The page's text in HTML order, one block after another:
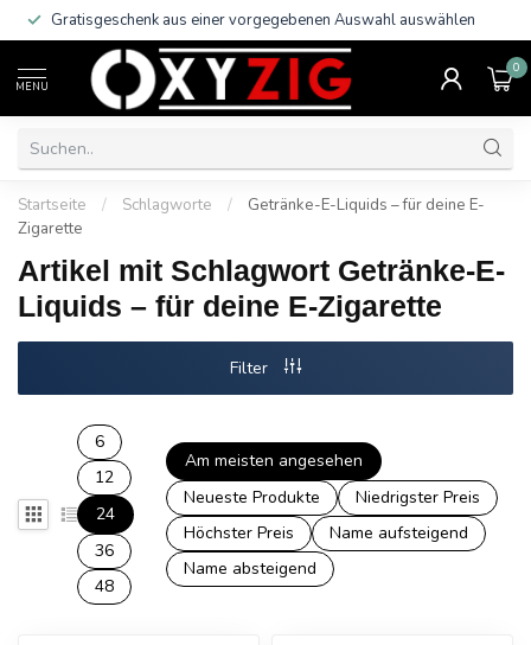
Gratisgeschenk aus einer vorgegebenen Auswahl auswählen
MENU
0
Startseite / Schlagworte /
Getränke-E-Liquids – für deine E-
Zigarette
Artikel mit Schlagwort Getränke-E-
Liquids – für deine E-Zigarette
Filter
6
12
24
36
48
Am meisten angesehen
Neueste Produkte
Niedrigster Preis
Höchster Preis
Name aufsteigend
Name absteigend